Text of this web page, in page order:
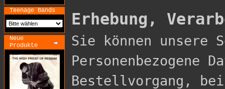
Teenage Bands
Neue
Produkte
Erhebung,
Sie können unsere
Personenbezogene
Bestellvorgang,